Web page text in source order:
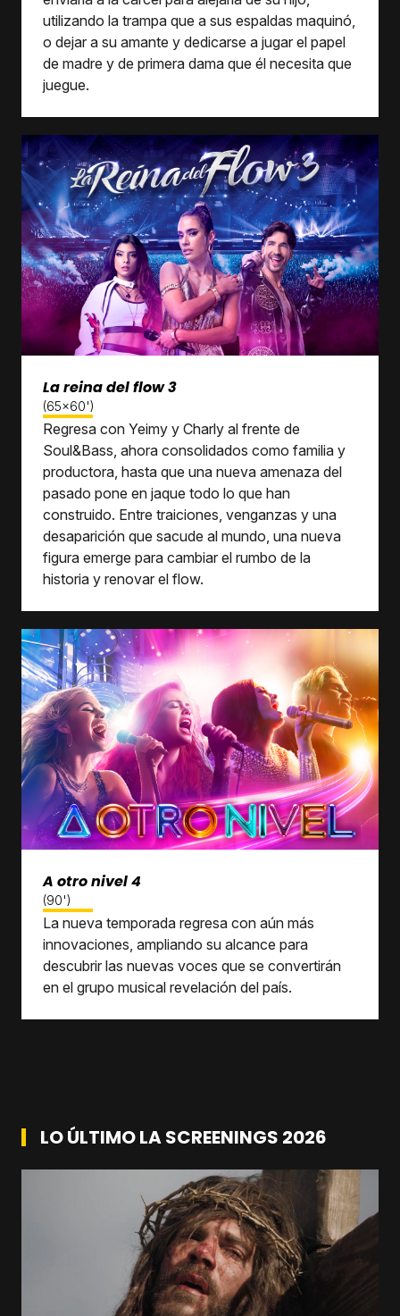
utilizando la trampa que a sus espaldas maquinó,
o dejar a su amante y dedicarse a jugar el papel
de madre y de primera dama que él necesita que
juegue.
La reina del flow 3
(65x60')
Regresa con Yeimy y Charly al frente de
Soul&Bass, ahora consolidados como familia y
productora, hasta que una nueva amenaza del
pasado pone en jaque todo lo que han
construido. Entre traiciones, venganzas y una
desaparición que sacude al mundo, una nueva
figura emerge para cambiar el rumbo de la
historia y renovar el flow.
A otro nivel 4
(90')
La nueva temporada regresa con aún más
innovaciones, ampliando su alcance para
descubrir las nuevas voces que se convertirán
en el grupo musical revelación del país.
LO ÚLTIMO LA SCREENINGS 2026